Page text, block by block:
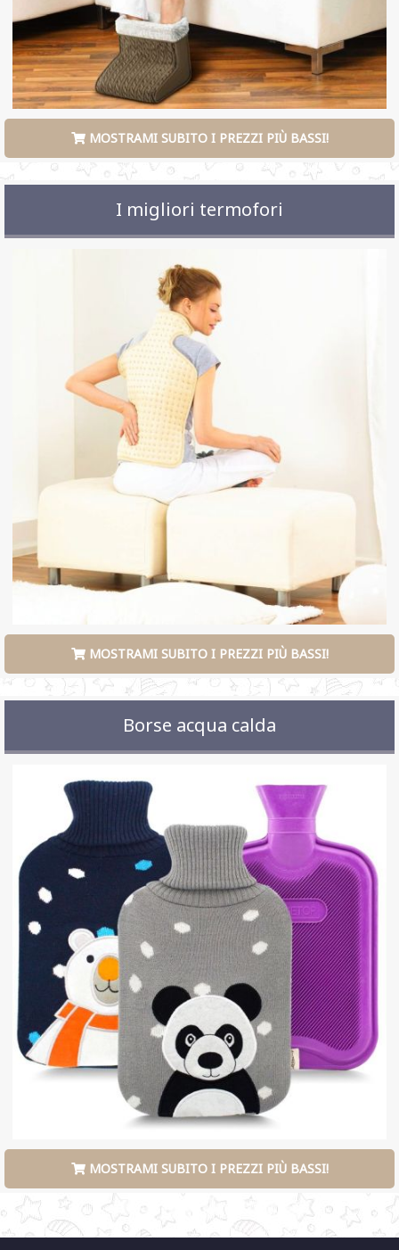
MOSTRAMI SUBITO I PREZZI PIÙ BASSI!
I migliori termofori
MOSTRAMI SUBITO I PREZZI PIÙ BASSI!
Borse acqua calda
MOSTRAMI SUBITO I PREZZI PIÙ BASSI!